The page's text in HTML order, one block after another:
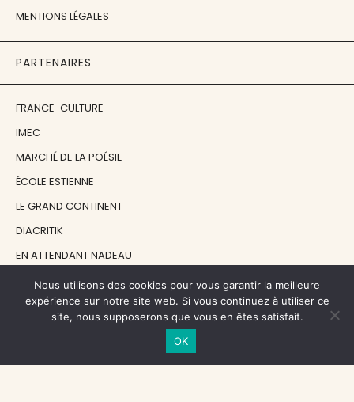
MENTIONS LÉGALES
PARTENAIRES
FRANCE-CULTURE
IMEC
MARCHÉ DE LA POÉSIE
ÉCOLE ESTIENNE
LE GRAND CONTINENT
DIACRITIK
EN ATTENDANT NADEAU
NOS SOUTIENS
Nous utilisons des cookies pour vous garantir la meilleure
expérience sur notre site web. Si vous continuez à utiliser ce
site, nous supposerons que vous en êtes satisfait.
OK